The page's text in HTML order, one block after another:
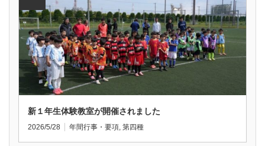
新１年生体験教室が開催されました
2026/5/28 年間行事・要項 第四種